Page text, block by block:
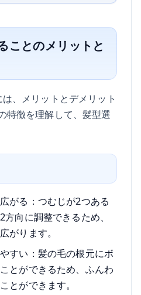
ことのメリットと
、メリットとデメリット
特徴を理解して、髪型選
がる：つむじが2つある
向に調整できるため、
がります。
すい：髪の毛の根元にボ
とができるため、ふんわ
とができます。